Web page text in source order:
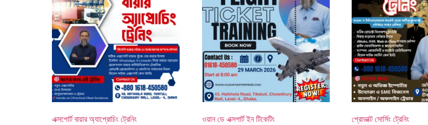
এক্সপোর্ট বায়ার অ্যাপ্রোচিং ট্রেনিং ওয়ান ডে এক্সপার্ট ইন টিকেটিং প্রোডাক্ট সোর্সিং ট্রেনিং